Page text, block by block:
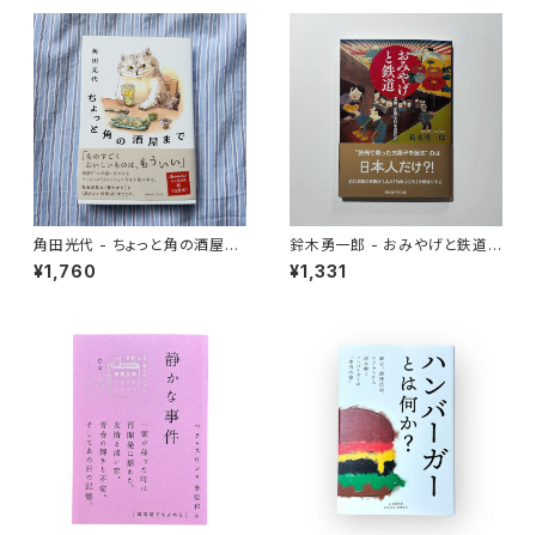
角田光代 - ちょっと角の酒屋ま
で
¥1,760
鈴木勇一郎 - おみやげと鉄道
「名物」が語る日本近代史
¥1,331